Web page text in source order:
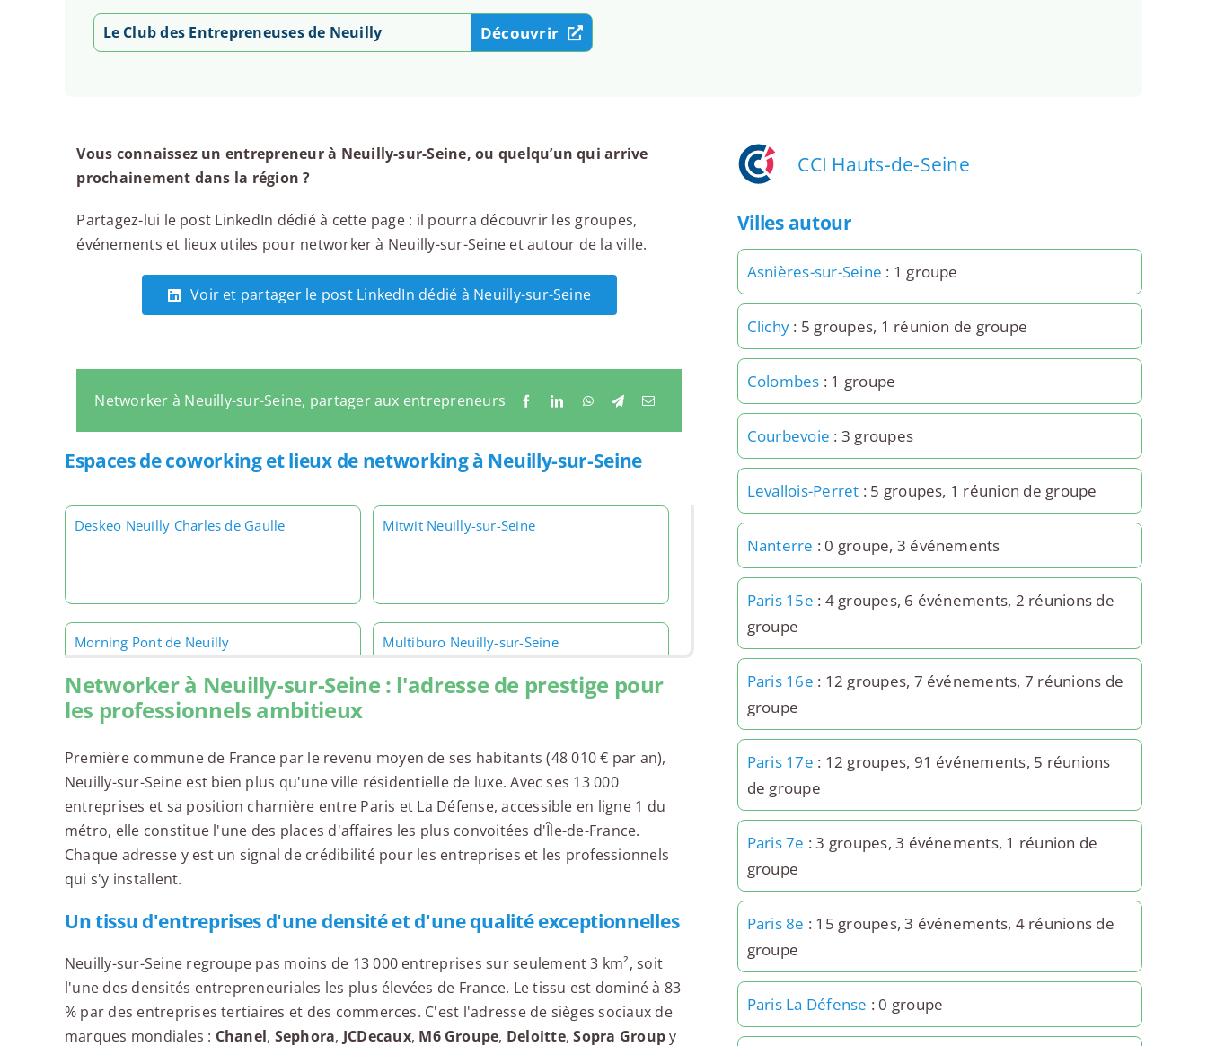
Le Club des Entrepreneuses de Neuilly Découvrir
Vous connaissez un entrepreneur à Neuilly-sur-Seine, ou quelqu’un qui arrive
prochainement dans la région ?
Partagez-lui le post LinkedIn dédié à cette page : il pourra découvrir les groupes,
événements et lieux utiles pour networker à Neuilly-sur-Seine et autour de la ville.
Voir et partager le post LinkedIn dédié à Neuilly-sur-Seine
Networker à Neuilly-sur-Seine, partager aux entrepreneurs
Espaces de coworking et lieux de networking à Neuilly-sur-Seine
Deskeo Neuilly Charles de Gaulle Mitwit Neuilly-sur-Seine
Morning Pont de Neuilly Multiburo Neuilly-sur-Seine
Networker à Neuilly-sur-Seine : l'adresse de prestige pour
les professionnels ambitieux
Première commune de France par le revenu moyen de ses habitants (48 010 € par an),
Neuilly-sur-Seine est bien plus qu'une ville résidentielle de luxe. Avec ses 13 000
entreprises et sa position charnière entre Paris et La Défense, accessible en ligne 1 du
métro, elle constitue l'une des places d'affaires les plus convoitées d'Île-de-France.
Chaque adresse y est un signal de crédibilité pour les entreprises et les professionnels
qui s'y installent.
Un tissu d'entreprises d'une densité et d'une qualité exceptionnelles
Neuilly-sur-Seine regroupe pas moins de 13 000 entreprises sur seulement 3 km², soit
l'une des densités entrepreneuriales les plus élevées de France. Le tissu est dominé à 83
% par des entreprises tertiaires et des commerces. C'est l'adresse de sièges sociaux de
marques mondiales : Chanel, Sephora, JCDecaux, M6 Groupe, Deloitte,Sopra Groupy
CCI Hauts-de-Seine
Villes autour
Asnières-sur-Seine : 1 groupe
Clichy : 5 groupes, 1 réunion de groupe
Colombes : 1 groupe
Courbevoie : 3 groupes
Levallois-Perret : 5 groupes, 1 réunion de groupe
Nanterre : 0 groupe, 3 événements
Paris 15e : 4 groupes, 6 événements, 2 réunions de
groupe
Paris 16e : 12 groupes, 7 événements, 7 réunions de
groupe
Paris 17e : 12 groupes, 91 événements, 5 réunions
de groupe
Paris 7e : 3 groupes, 3 événements, 1 réunion de
groupe
Paris 8e : 15 groupes, 3 événements, 4 réunions de
groupe
Paris La Défense : 0 groupe